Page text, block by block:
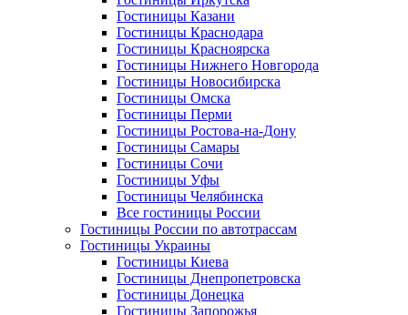
Гостиницы Казани
Гостиницы Краснодара
Гостиницы Красноярска
Гостиницы Нижнего Новгорода
Гостиницы Новосибирска
Гостиницы Омска
Гостиницы Перми
Гостиницы Ростова-на-Дону
Гостиницы Самары
Гостиницы Сочи
Гостиницы Уфы
Гостиницы Челябинска
Все гостиницы России
Гостиницы России по автотрассам
Гостиницы Украины
Гостиницы Киева
Гостиницы Днепропетровска
Гостиницы Донецка
Гостиницы Запорожья